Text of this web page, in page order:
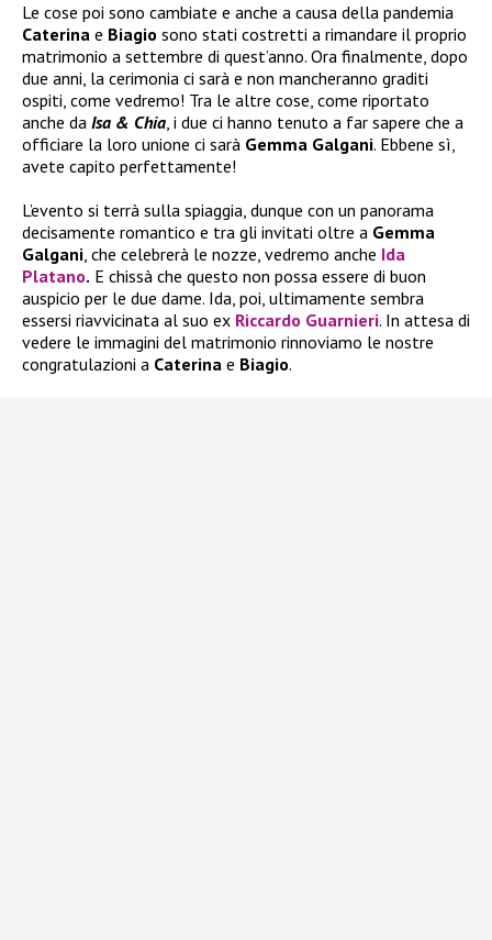
Le cose poi sono cambiate e anche a causa della pandemia
Caterina e Biagio sono stati costretti a rimandare il proprio
matrimonio a settembre di quest’anno. Ora finalmente, dopo
due anni, la cerimonia ci sarà e non mancheranno graditi
ospiti, come vedremo! Tra le altre cose, come riportato
anche da Isa & Chia, i due ci hanno tenuto a far sapere che a
officiare la loro unione ci sarà Gemma Galgani. Ebbene sì,
avete capito perfettamente!
L’evento si terrà sulla spiaggia, dunque con un panorama
decisamente romantico e tra gli invitati oltre a Gemma
Galgani, che celebrerà le nozze, vedremo anche Ida
Platano. E chissà che questo non possa essere di buon
auspicio per le due dame. Ida, poi, ultimamente sembra
essersi riavvicinata al suo ex Riccardo Guarnieri. In attesa di
vedere le immagini del matrimonio rinnoviamo le nostre
congratulazioni a Caterina e Biagio.